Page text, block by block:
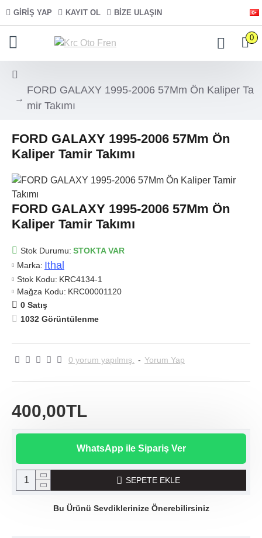
GIRIŞ YAP KAYIT OL BIZE ULAŞIN
0
FORD GALAXY 1995-2006 57Mm Ön Kaliper Ta
mir Takımı
FORD GALAXY 1995-2006 57Mm Ön
Kaliper Tamir Takımı
FORD GALAXY 1995-2006 57Mm Ön
Kaliper Tamir Takımı
Stok Durumu: STOKTA VAR
Marka: Ithal
Stok Kodu: KRC4134-1
Mağza Kodu: KRC00001120
0 Satış
1032 Görüntülenme
0 yorum yapılmış. - Yorum Yap
400,00TL
WhatsApp ile Sipariş Ver
SEPETE EKLE
Bu Ürünü Sevdiklerinize Önerebilirsiniz